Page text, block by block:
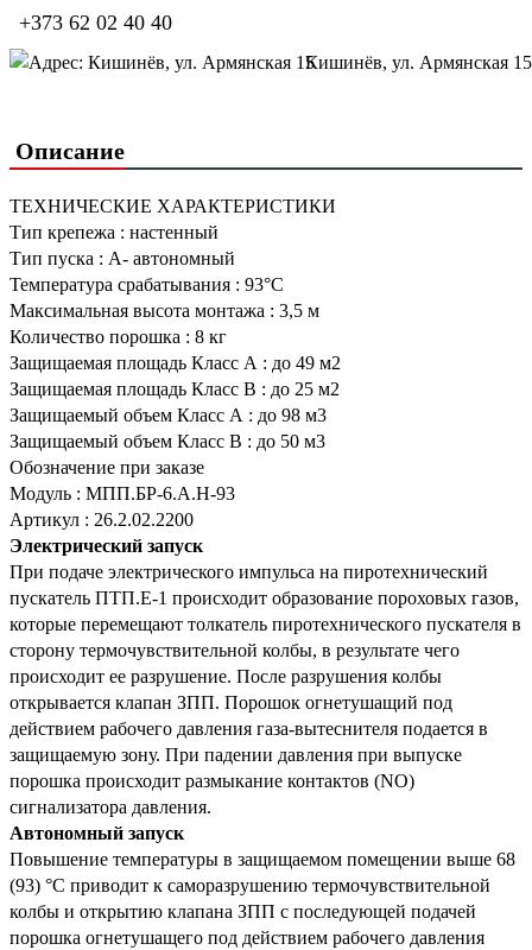
+373 62 02 40 40
Кишинёв, ул. Армянская 15
Описание
ТЕХНИЧЕСКИЕ ХАРАКТЕРИСТИКИ
Тип крепежа : настенный
Тип пуска : А- автономный
Температура срабатывания : 93°С
Максимальная высота монтажа : 3,5 м
Количество порошка : 8 кг
Защищаемая площадь Класс А : до 49 м2
Защищаемая площадь Класс В : до 25 м2
Защищаемый объем Класс А : до 98 м3
Защищаемый объем Класс В : до 50 м3
Обозначение при заказе
Модуль : МПП.БР-6.А.Н-93
Артикул : 26.2.02.2200
Электрический запуск
При подаче электрического импульса на пиротехнический
пускатель ПТП.Е-1 происходит образование пороховых газов,
которые перемещают толкатель пиротехнического пускателя в
сторону термочувствительной колбы, в результате чего
происходит ее разрушение. После разрушения колбы
открывается клапан ЗПП. Порошок огнетушащий под
действием рабочего давления газа-вытеснителя подается в
защищаемую зону. При падении давления при выпуске
порошка происходит размыкание контактов (NO)
сигнализатора давления.
Автономный запуск
Повышение температуры в защищаемом помещении выше 68
(93) °С приводит к саморазрушению термочувствительной
колбы и открытию клапана ЗПП с последующей подачей
порошка огнетушащего под действием рабочего давления